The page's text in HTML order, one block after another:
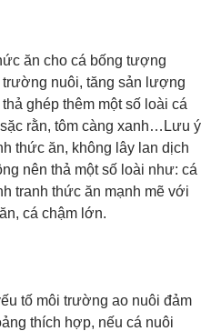
ăn cho cá bống tượng
nuôi, tăng sản lượng
ghép thêm một số loài cá
rằn, tôm càng xanh…Lưu ý
thức ăn, không lây lan dịch
nên thả một số loài như: cá
tranh thức ăn mạnh mẽ với
cá chậm lớn.
tố môi trường ao nuôi đảm
thích hợp, nếu cá nuôi